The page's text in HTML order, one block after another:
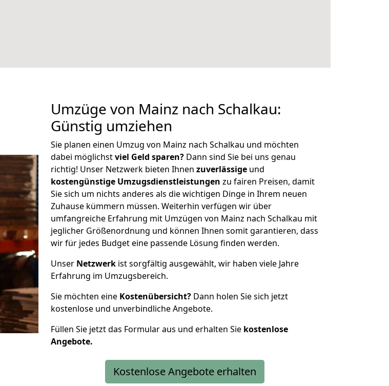
Umzüge von Mainz nach Schalkau:
Günstig umziehen
Sie planen einen Umzug von Mainz nach Schalkau und möchten
dabei möglichstviel Geld sparen? Dann sind Sie bei uns genau
richtig! Unser Netzwerk bieten Ihnen zuverlässige und
kostengünstige Umzugsdienstleistungen zu fairen Preisen, damit
Sie sich um nichts anderes als die wichtigen Dinge in Ihrem neuen
Zuhause kümmern müssen. Weiterhin verfügen wir über
umfangreiche Erfahrung mit Umzügen von Mainz nach Schalkau mit
jeglicher Größenordnung und können Ihnen somit garantieren, dass
wir für jedes Budget eine passende Lösung finden werden.
Unser Netzwerk ist sorgfältig ausgewählt, wir haben viele Jahre
Erfahrung im Umzugsbereich.
Sie möchten eine Kostenübersicht? Dann holen Sie sich jetzt
kostenlose und unverbindliche Angebote.
Füllen Sie jetzt das Formular aus und erhalten Sie kostenlose
Angebote.
Kostenlose Angebote erhalten